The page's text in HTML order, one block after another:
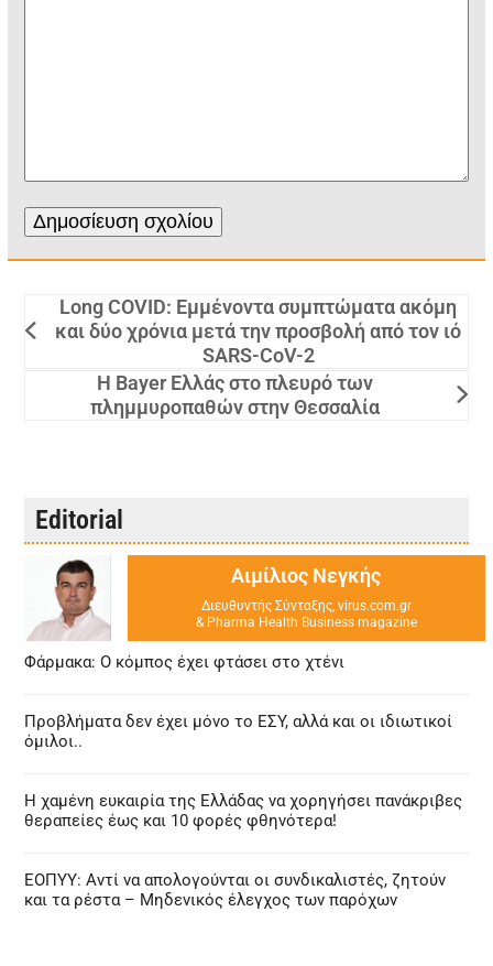
Long COVID: Εμμένοντα συμπτώματα ακόμη
και δύο χρόνια μετά την προσβολή από τον ιό
SARS-CoV-2
Η Bayer Ελλάς στο πλευρό των
πλημμυροπαθών στην Θεσσαλία
Editorial
Αιμίλιος Νεγκής
Διευθυντής Σύνταξης, virus.com.gr
& Pharma Health Business magazine
Φάρμακα: Ο κόμπος έχει φτάσει στο χτένι
Προβλήματα δεν έχει μόνο το ΕΣΥ, αλλά και οι ιδιωτικοί
όμιλοι..
Η χαμένη ευκαιρία της Ελλάδας να χορηγήσει πανάκριβες
θεραπείες έως και 10 φορές φθηνότερα!
ΕΟΠΥΥ: Αντί να απολογούνται οι συνδικαλιστές, ζητούν
και τα ρέστα – Μηδενικός έλεγχος των παρόχων